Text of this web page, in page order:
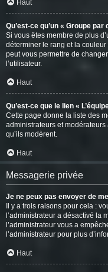
Haut
Qu’est-ce qu’un « Groupe par
Si vous êtes membre de plus
déterminer le rang et la
peut vous permettre de
l’utilisateur.
Haut
Qu’est-ce que le lien «
Cette page donne la liste des
administrateurs et
qu’ils modèrent.
Haut
Messagerie privée
Je ne peux pas envoyer de
Il y a trois raisons pour cela :
l’administrateur a désactivé la
l’administrateur vous a
l’administrateur pour plus
Haut